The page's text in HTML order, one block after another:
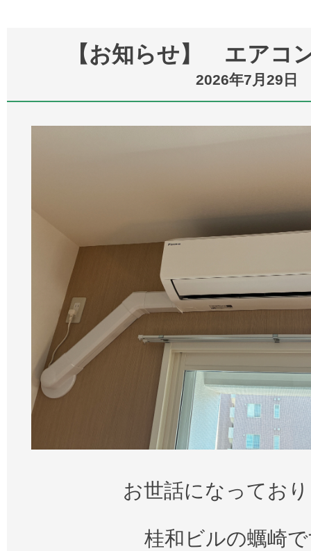
【お知らせ】 エアコ
2026年7月29日
お世話になってお
桂和ビルの蠣崎